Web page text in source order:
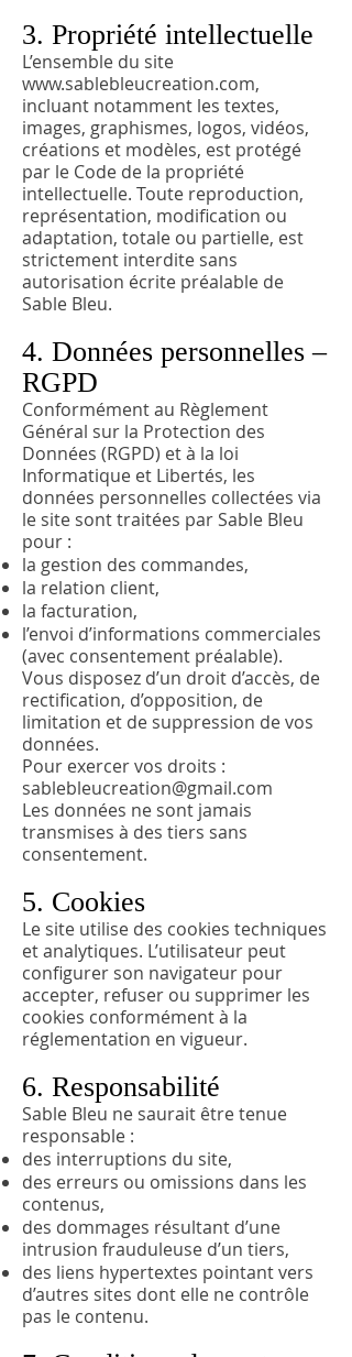
3. Propriété intellectuelle
L’ensemble du site
www.sablebleucreation.com,
incluant notamment les textes,
images, graphismes, logos, vidéos,
créations et modèles, est protégé
par le Code de la propriété
intellectuelle. Toute reproduction,
représentation, modification ou
adaptation, totale ou partielle, est
strictement interdite sans
autorisation écrite préalable de
Sable Bleu.
4. Données personnelles –
RGPD
Conformément au Règlement
Général sur la Protection des
Données (RGPD) et à la loi
Informatique et Libertés, les
données personnelles collectées via
le site sont traitées par Sable Bleu
pour :
la gestion des commandes,
la relation client,
la facturation,
l’envoi d’informations commerciales
(avec consentement préalable).
Vous disposez d’un droit d’accès, de
rectification, d’opposition, de
limitation et de suppression de vos
données.
Pour exercer vos droits :
sablebleucreation@gmail.com
Les données ne sont jamais
transmises à des tiers sans
consentement.
5. Cookies
Le site utilise des cookies techniques
et analytiques. L’utilisateur peut
configurer son navigateur pour
accepter, refuser ou supprimer les
cookies conformément à la
réglementation en vigueur.
6. Responsabilité
Sable Bleu ne saurait être tenue
responsable :
des interruptions du site,
des erreurs ou omissions dans les
contenus,
des dommages résultant d’une
intrusion frauduleuse d’un tiers,
des liens hypertextes pointant vers
d’autres sites dont elle ne contrôle
pas le contenu.